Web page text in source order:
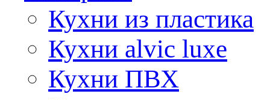
Кухни из пластика
Кухни alvic luxe
Кухни ПВХ